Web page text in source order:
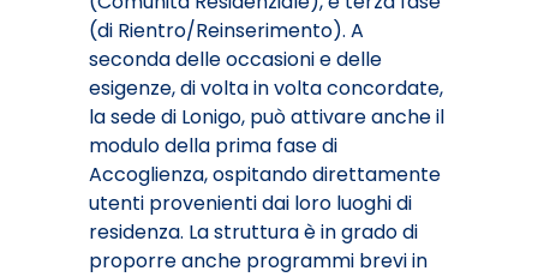
(di Rientro/Reinserimento). A
seconda delle occasioni e delle
esigenze, di volta in volta concordate,
la sede di Lonigo, può attivare anche il
modulo della prima fase di
Accoglienza, ospitando direttamente
utenti provenienti dai loro luoghi di
residenza. La struttura è in grado di
proporre anche programmi brevi in